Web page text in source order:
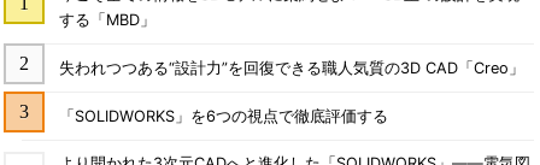
する「MBD」
失われつつある“設計力”を回復できる職人気質の3D CAD「Creo」
「SOLIDWORKS」を6つの視点で徹底評価する